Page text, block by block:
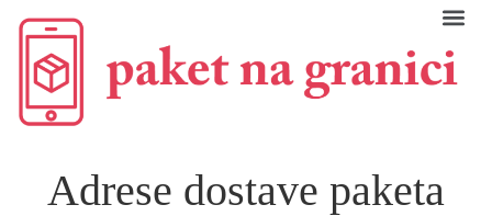
Adrese dostave paketa